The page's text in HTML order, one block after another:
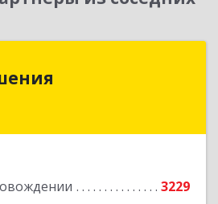
3229
обл, Смоленск г, Большая